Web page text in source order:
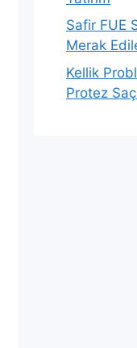
Safir FUE
Merak
Kellik
Protez